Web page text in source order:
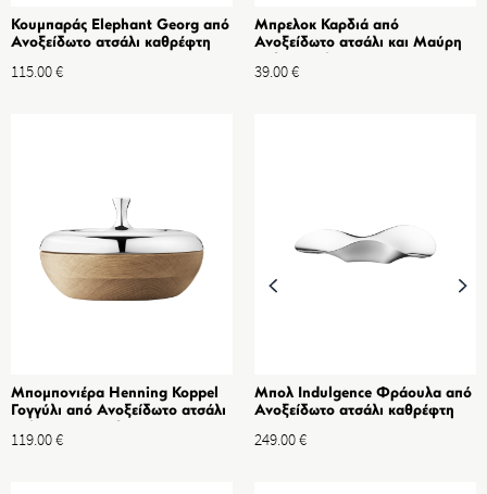
Κουμπαράς Elephant Georg από
Ανοξείδωτο ατσάλι καθρέφτη
115.00€
Μπρελοκ Καρδιά από
Ανοξείδωτο ατσάλι και Μαύρη
39.00€
Μπομπονιέρα Henning Koppel
Γογγύλι από Ανοξείδωτο ατσάλι
119.00€
Μπολ Indulgence Φράουλα από
Ανοξείδωτο ατσάλι καθρέφτη
249.00€